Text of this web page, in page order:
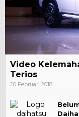
Video
Terios
20 Februari 2018